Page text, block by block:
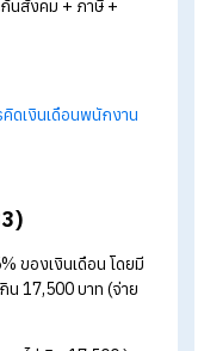
าน